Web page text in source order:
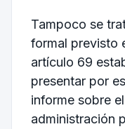
Tampoco se
formal previsto
artículo 69
presentar por
informe sobre
administración